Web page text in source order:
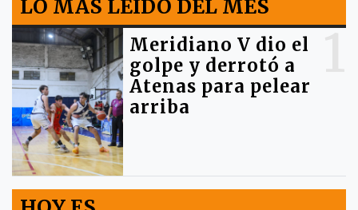
LO MÁS LEIDO DEL MES
Meridiano V dio el
golpe y derrotó a
Atenas para pelear
arriba